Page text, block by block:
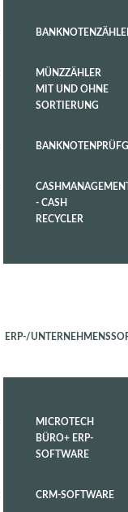
MÜNZZÄHLER
MIT UND OHNE
SORTIERUNG
- CASH
RECYCLER
ERP-/
MICROTECH
BÜRO+ ERP-
SOFTWARE
CRM-SOFTWARE